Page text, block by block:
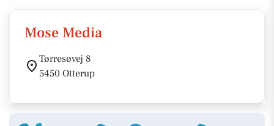
Mose Media
Tørresøvej 8
5450 Otterup